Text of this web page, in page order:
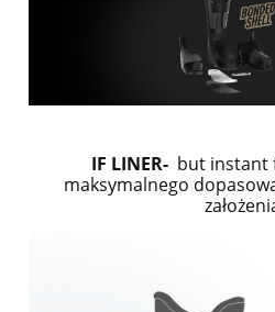
IF LINER- but instant
maksymalnego